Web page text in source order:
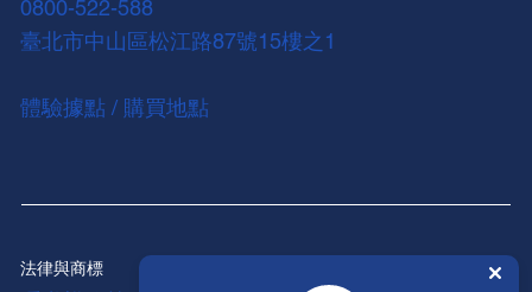
0800-522-588
臺北市中山區松江路87號15樓之1
體驗據點 / 購買地點
法律與商標